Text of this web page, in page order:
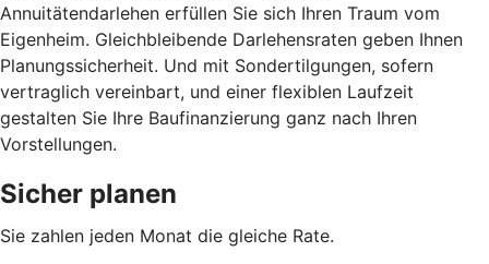
Annuitätendarlehen erfüllen Sie sich Ihren Traum vom
Eigenheim. Gleichbleibende Darlehensraten geben Ihnen
Planungssicherheit. Und mit Sondertilgungen, sofern
vertraglich vereinbart, und einer flexiblen Laufzeit
gestalten Sie Ihre Baufinanzierung ganz nach Ihren
Vorstellungen.
Sicher planen
Sie zahlen jeden Monat die gleiche Rate.